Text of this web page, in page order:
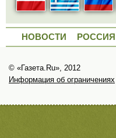
НОВОСТИ РОССИЯ
© «Газета.Ru», 2012
Информация об ограничениях